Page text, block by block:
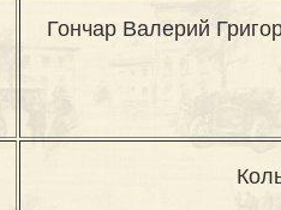
Гончар Валерий